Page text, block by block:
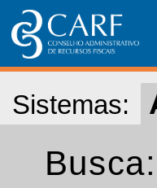
Sistemas:
Busca: